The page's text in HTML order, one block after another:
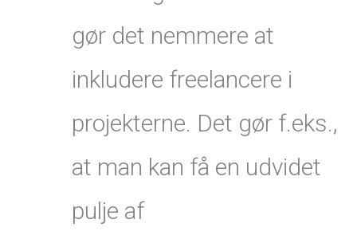
gør det nemmere at
inkludere freelancere i
projekterne. Det gør f.eks.,
at man kan få en udvidet
pulje af